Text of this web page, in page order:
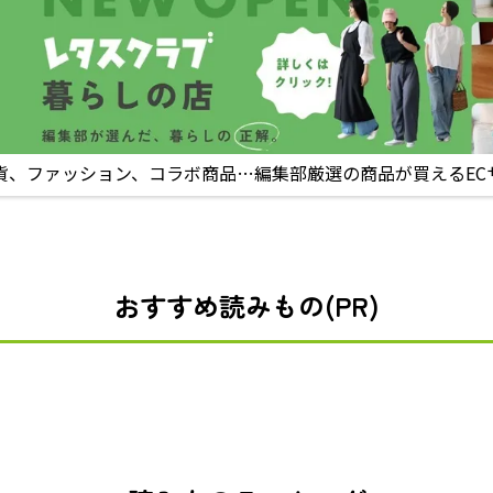
、ファッション、コラボ商品…編集部厳選の商品が買えるEC
おすすめ読みもの(PR)